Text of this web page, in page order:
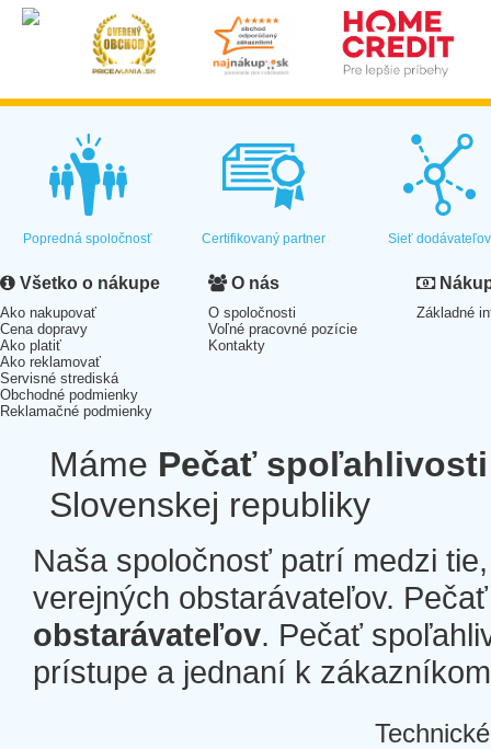
Popredná spoločnosť Certifikovaný partner Sieť dodávateľov
Všetko o nákupe
Ako nakupovať
Cena dopravy
Ako platiť
Ako reklamovať
Servisné strediská
Obchodné podmienky
Reklamačné podmienky
O nás
O spoločnosti
Voľné pracovné pozície
Kontakty
Základné
Máme Pečať spoľahlivosti
Slovenskej republiky
Naša spoločnosť patrí medzi
verejných obstarávateľov.
obstarávateľov. Pečať
prístupe a jednaní k